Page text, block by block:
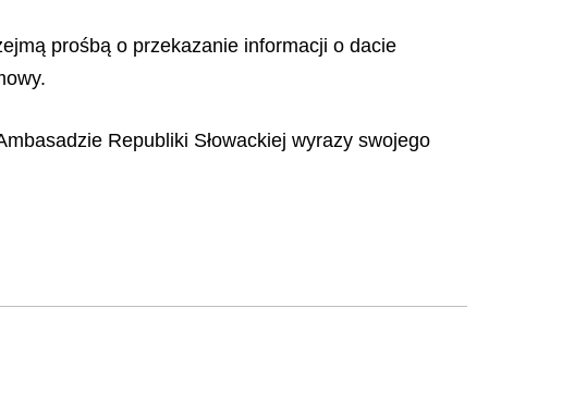
prośbą o przekazanie informacji o dacie
Republiki Słowackiej wyrazy swojego